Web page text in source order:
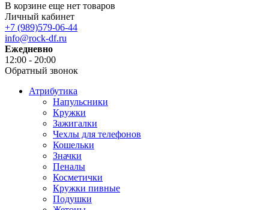
В корзине еще нет товаров
Личный кабинет
+7 (989)579-06-44
info@rock-df.ru
Ежедневно
12:00 - 20:00
Обратный звонок
Атрибутика
Напульсники
Кружки
Зажигалки
Чехлы для телефонов
Кошельки
Значки
Пеналы
Косметички
Кружки пивные
Подушки